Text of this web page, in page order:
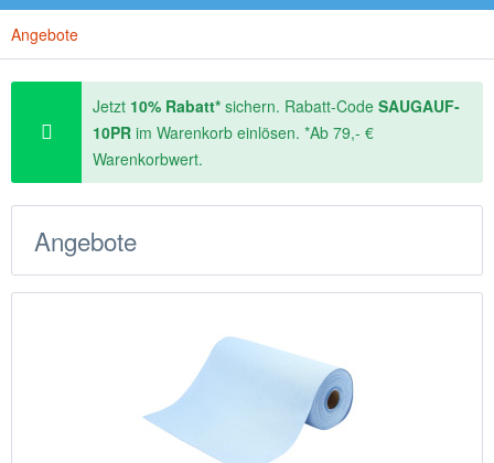
Angebote
Jetzt 10% Rabatt* sichern. Rabatt-CodeSAUGAUF-
10PR im Warenkorb einlösen. *Ab 79,- €
Warenkorbwert.
Angebote